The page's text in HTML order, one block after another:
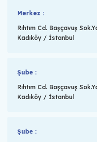
Merkez :
Rıhtım Cd. Başçavuş
Kadıköy / İstanbul
Şube :
Rıhtım Cd. Başçavuş
Kadıköy / İstanbul
Şube :